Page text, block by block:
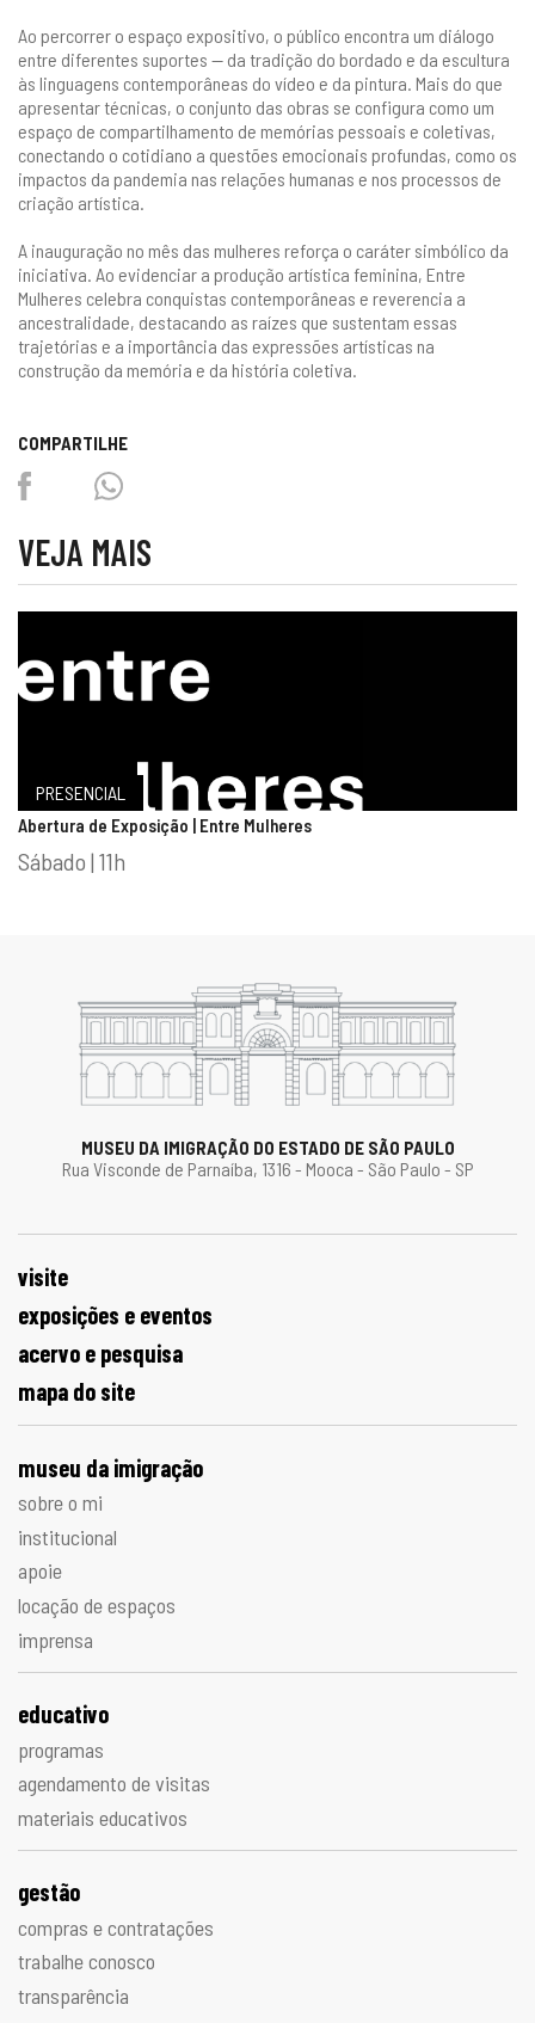
Ao percorrer o espaço expositivo, o público encontra um diálogo
entre diferentes suportes — da tradição do bordado e da escultura
às linguagens contemporâneas do vídeo e da pintura. Mais do que
apresentar técnicas, o conjunto das obras se configura como um
espaço de compartilhamento de memórias pessoais e coletivas,
conectando o cotidiano a questões emocionais profundas, como os
impactos da pandemia nas relações humanas e nos processos de
criação artística.
A inauguração no mês das mulheres reforça o caráter simbólico da
iniciativa. Ao evidenciar a produção artística feminina, Entre
Mulheres celebra conquistas contemporâneas e reverencia a
ancestralidade, destacando as raízes que sustentam essas
trajetórias e a importância das expressões artísticas na
construção da memória e da história coletiva.
COMPARTILHE
FacebookTwitterWhatsapp
VEJA MAIS
PRESENCIAL
Abertura de Exposição | Entre Mulheres
Sábado | 11h
MUSEU DA IMIGRAÇÃO DO ESTADO DE SÃO PAULO
Rua Visconde de Parnaíba, 1316 - Mooca - São Paulo - SP
visite
exposições e eventos
acervo e pesquisa
mapa do site
museu da imigração
sobre o mi
institucional
apoie
locação de espaços
imprensa
educativo
programas
agendamento de visitas
materiais educativos
gestão
compras e contratações
trabalhe conosco
transparência